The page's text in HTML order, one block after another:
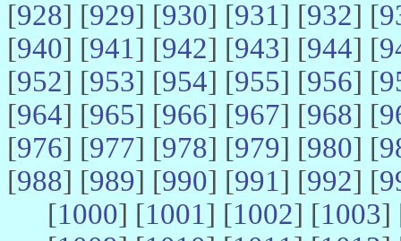
[928] [929] [930] [931] [932] [
[940] [941] [942] [943] [944] [
[952] [953] [954] [955] [956] [
[964] [965] [966] [967] [968] [
[976] [977] [978] [979] [980] [
[988] [989] [990] [991] [992] [
[1000] [1001] [1002] [1003]